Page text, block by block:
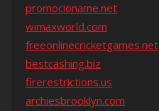
promocioname.net
wimaxworld.com
freeonlinecricketgames.net
bestcashing.biz
firerestrictions.us
archiesbrooklyn.com